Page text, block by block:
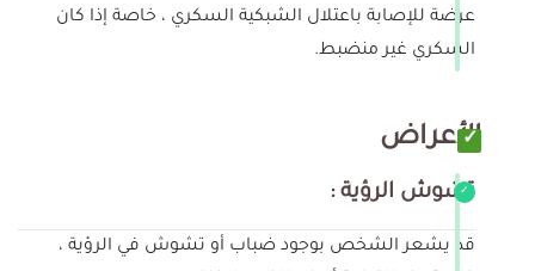
عرضة للإصابة باعتلال الشبكية السكري ، خاصة إذا كان
السكري غير منضبط.
الأعراض
تشوش الرؤية :
قد يشعر الشخص بوجود ضباب أو تشوش في الرؤية ،